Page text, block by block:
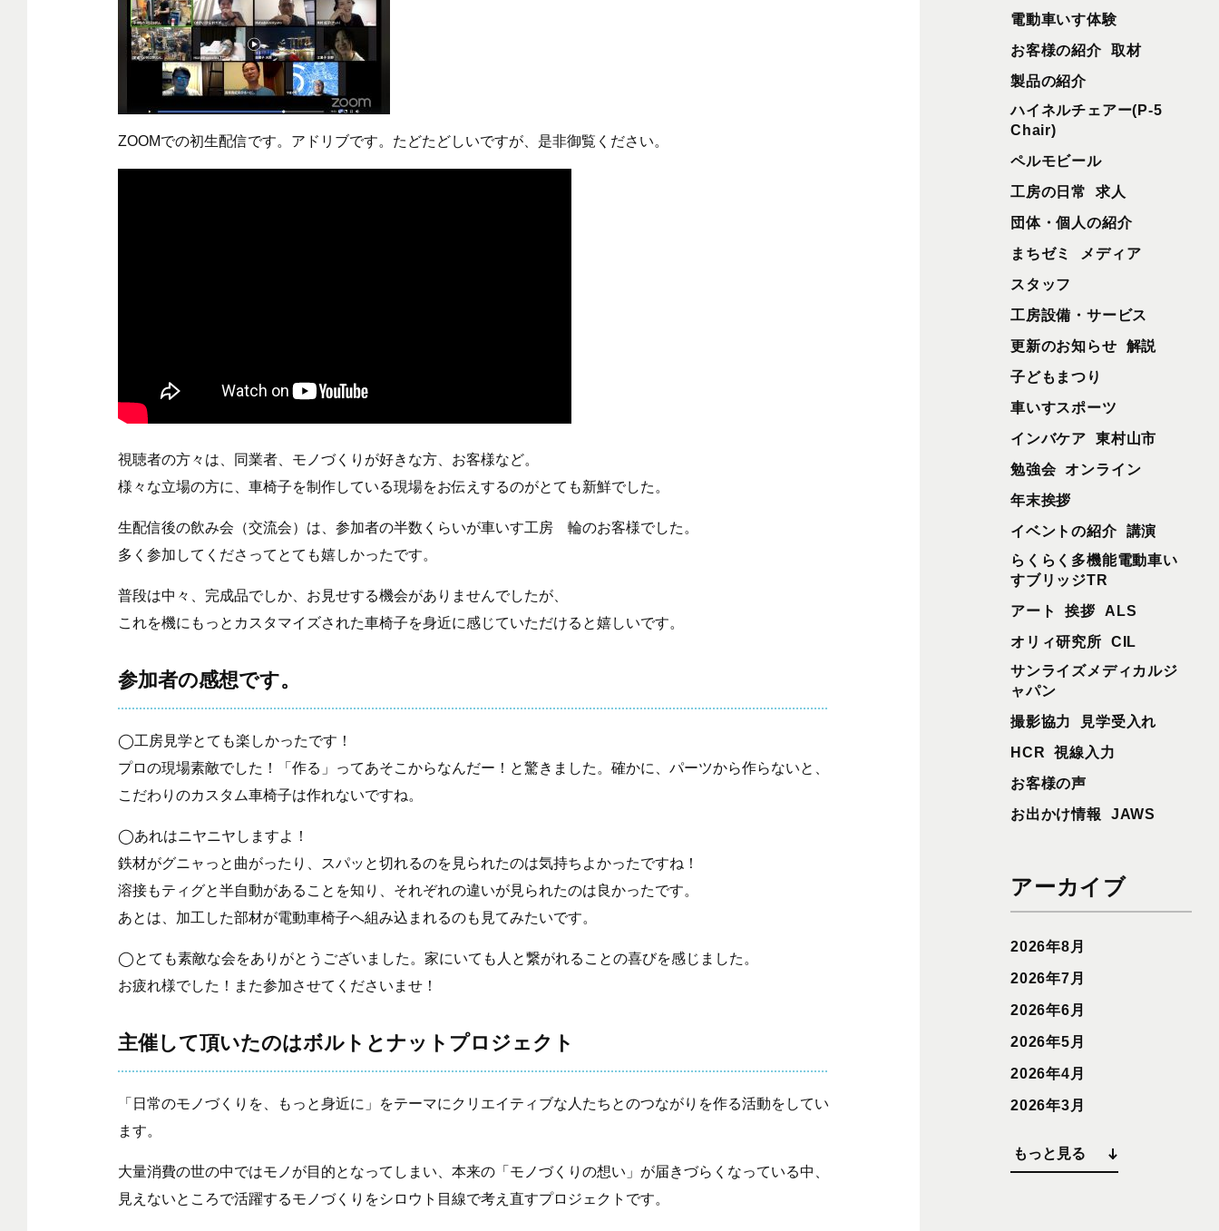
ZOOMでの初生配信です。アドリブです。たどたどしいですが、是非御覧ください。
視聴者の方々は、同業者、モノづくりが好きな方、お客様など。
様々な立場の方に、車椅子を制作している現場をお伝えするのがとても新鮮でした。
生配信後の飲み会（交流会）は、参加者の半数くらいが車いす工房 輪のお客様でした。
多く参加してくださってとても嬉しかったです。
普段は中々、完成品でしか、お見せする機会がありませんでしたが、
これを機にもっとカスタマイズされた車椅子を身近に感じていただけると嬉しいです。
参加者の感想です。
◯工房見学とても楽しかったです！
プロの現場素敵でした！「作る」ってあそこからなんだー！と驚きました。確かに、パーツから作らないと、
こだわりのカスタム車椅子は作れないですね。
◯あれはニヤニヤしますよ！
鉄材がグニャっと曲がったり、スパッと切れるのを見られたのは気持ちよかったですね！
溶接もティグと半自動があることを知り、それぞれの違いが見られたのは良かったです。
あとは、加工した部材が電動車椅子へ組み込まれるのも見てみたいです。
◯とても素敵な会をありがとうございました。家にいても人と繋がれることの喜びを感じました。
お疲れ様でした！また参加させてくださいませ！
主催して頂いたのはボルトとナットプロジェクト
「日常のモノづくりを、もっと身近に」をテーマにクリエイティブな人たちとのつながりを作る活動をしてい
ます。
大量消費の世の中ではモノが目的となってしまい、本来の「モノづくりの想い」が届きづらくなっている中、
見えないところで活躍するモノづくりをシロウト目線で考え直すプロジェクトです。
電動車いす体験
お客様の紹介 取材
製品の紹介
ハイネルチェアー(P-5
Chair)
ペルモビール
工房の日常
求人
団体・個人の紹介
まちゼミ
メディア
スタッフ
工房設備・サービス
更新のお知らせ
解説
子どもまつり
車いすスポーツ
インバケア
東村山市
勉強会
オンライン
年末挨拶
イベントの紹介
講演
らくらく多機能電動車い
すブリッジTR
アート
挨拶
ALS
オリィ研究所
CIL
サンライズメディカルジ
ャパン
撮影協力
見学受入れ
HCR
視線入力
お客様の声
お出かけ情報
JAWS
アーカイブ
2026年8月
2026年7月
2026年6月
2026年5月
2026年4月
2026年3月
もっと見る